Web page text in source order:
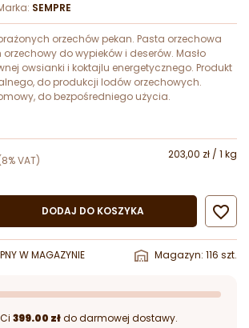
SEMPRE
orzechów pekan. Pasta orzechowa
do wypieków i deserów. Masło
owsianki i koktajlu energetycznego. Produkt
do produkcji lodów orzechowych.
do bezpośredniego użycia.
VAT)
203,00 zł / 1 kg
DODAJ DO KOSZYKA 
W MAGAZYNIE Magazyn: 116 szt.
399.00 złdo darmowej dostawy.